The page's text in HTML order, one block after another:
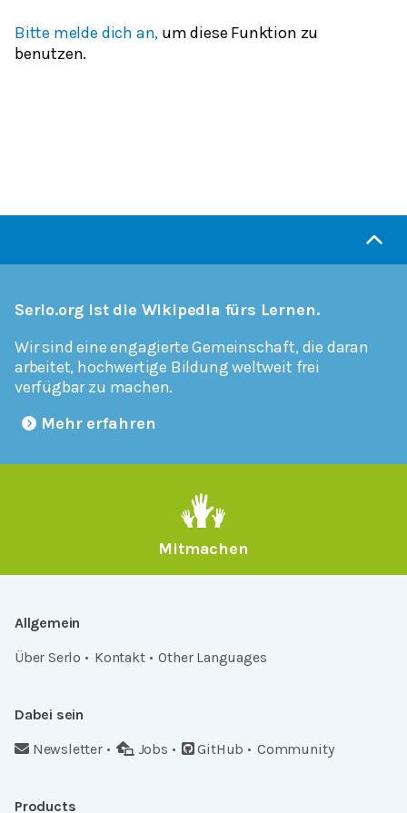
Bitte melde dich an, um diese Funktion zu
benutzen.
Serlo.org ist die Wikipedia fürs Lernen.
Wir sind eine engagierte Gemeinschaft, die daran
arbeitet, hochwertige Bildung weltweit frei
verfügbar zu machen.
Mehr erfahren
Mitmachen
Allgemein
Über Serlo
Kontakt Other Languages
Dabei sein
Newsletter
Jobs GitHub Community
Products